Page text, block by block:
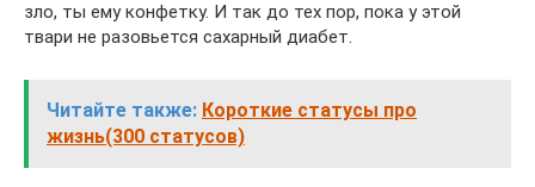
зло, ты ему конфетку. И так до тех пор, пока у этой
твари не разовьется сахарный диабет.
Читайте также: Короткие статусы про
жизнь(300 статусов)